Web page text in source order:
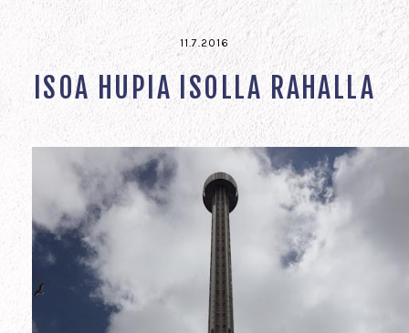
11.7.2016
ISOA HUPIA ISOLLA RAHALLA